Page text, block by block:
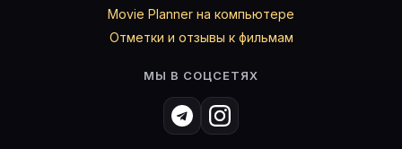
Movie Planner на компьютере
Отметки и отзывы к фильмам
МЫ В СОЦСЕТЯХ